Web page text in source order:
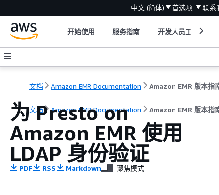
中文 (简体) 首选项 联系
开始使用 服务指南 开发人员工具
文档 Amazon EMR Documentation Amazon EMR 版本指
文档 Amazon EMR Documentation Amazon EMR 版本指
为 Presto on
Amazon EMR 使用
LDAP 身份验证
PDF RSS Markdown 聚焦模式